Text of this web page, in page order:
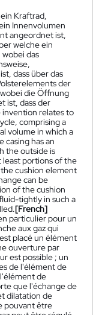
Kraftrad,
Innenvolumen
angeordnet ist,
welche ein
das
dass über das
der
die Öffnung
ist, dass der
invention relates to
comprising a
volume in which a
casing has an
the outside is
least portions of the
cushion element
can be
of the cushion
tightly in such a
[French]
particulier pour un
aux gaz qui
placé un élément
ouverture par
est possible ; un
de l'élément de
de
que l'échange de
dilatation de
pouvant être